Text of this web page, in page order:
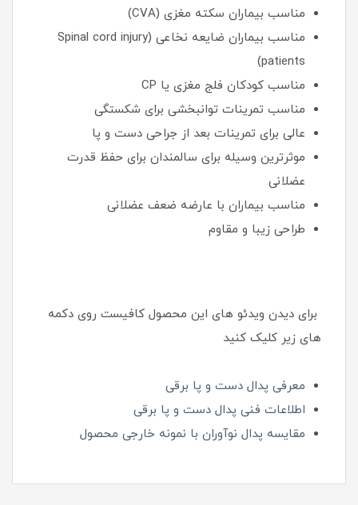
مناسب بیماران سکته مغزی (CVA)
مناسب بیماران ضایعه نخاعی (Spinal cord injury
patients)
مناسب کودکان فلج مغزی یا CP
مناسب تمرینات توانبخشی برای شکستگی
عالی برای تمرینات بعد از جراحی دست و پا
موثرترین وسیله برای سالمندان برای حفظ قدرت
عضلانی
مناسب بیماران با عارضه ضعف عضلانی
طراحی زیبا و مقاوم
برای دیدن ویدئو های این محصول کافیست روی دکمه
های زیر کلیک کنید
معرفی پدال دست و پا برقی
اطلاعات فنی پدال دست و پا برقی
مقایسه پدال نوآوران با نمونه خارجی محصول